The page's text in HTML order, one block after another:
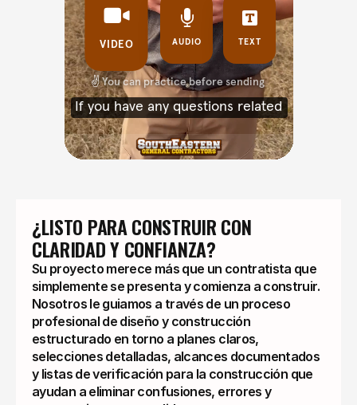
¿LISTO PARA CONSTRUIR CON
CLARIDAD Y CONFIANZA?
Su proyecto merece más que un contratista que
simplemente se presenta y comienza a construir.
Nosotros le guiamos a través de un proceso
profesional de diseño y construcción
estructurado en torno a planes claros,
selecciones detalladas, alcances documentados
y listas de verificación para la construcción que
ayudan a eliminar confusiones, errores y